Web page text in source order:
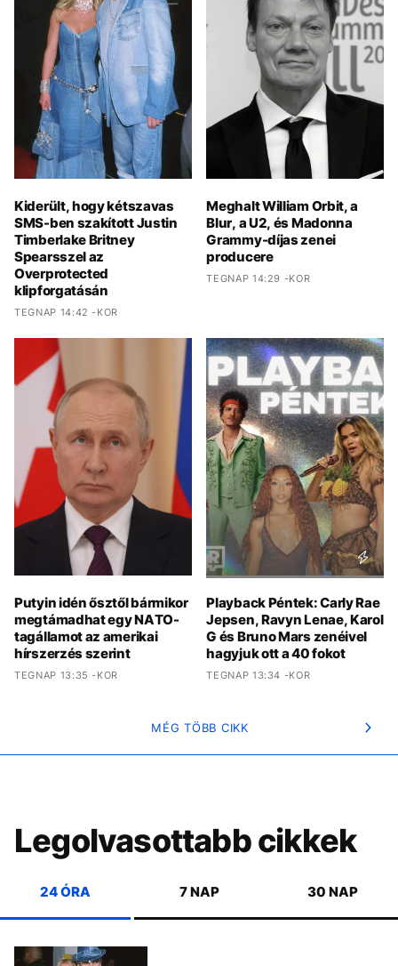
Kiderült, hogy kétszavas
SMS-ben szakított Justin
Timberlake Britney
Spearsszel az
Overprotected
klipforgatásán
TEGNAP 14:42 -KOR
Meghalt William Orbit, a
Blur, a U2, és Madonna
Grammy-díjas zenei
producere
TEGNAP 14:29 -KOR
Putyin idén ősztől bármikor
megtámadhat egy NATO-
tagállamot az amerikai
hírszerzés szerint
TEGNAP 13:35 -KOR
Playback Péntek: Carly Rae
Jepsen, Ravyn Lenae, Karol
G és Bruno Mars zenéivel
hagyjuk ott a 40 fokot
TEGNAP 13:34 -KOR
MÉG TÖBB CIKK
Legolvasottabb cikkek
24 ÓRA 7 NAP 30 NAP